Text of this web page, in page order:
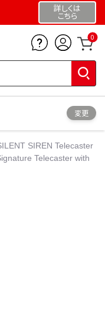
詳しくは
こちら
0
変更
SIREN Telecaster
Telecaster with